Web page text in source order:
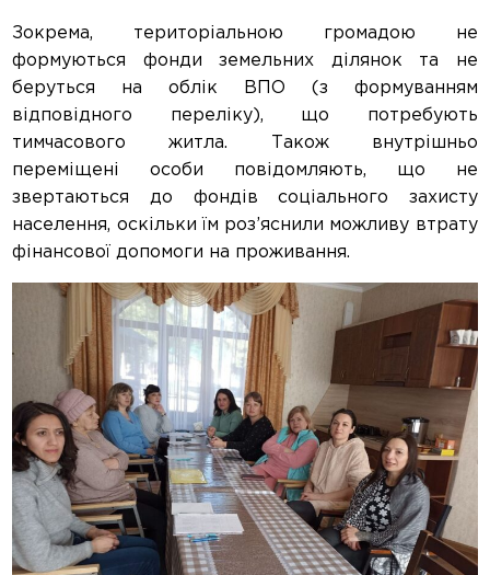
Зокрема, територіальною громадою не
формуються фонди земельних ділянок та не
беруться на облік ВПО (з формуванням
відповідного переліку), що потребують
тимчасового житла. Також внутрішньо
переміщені особи повідомляють, що не
звертаються до фондів соціального захисту
населення, оскільки їм роз’яснили можливу втрату
фінансової допомоги на проживання.